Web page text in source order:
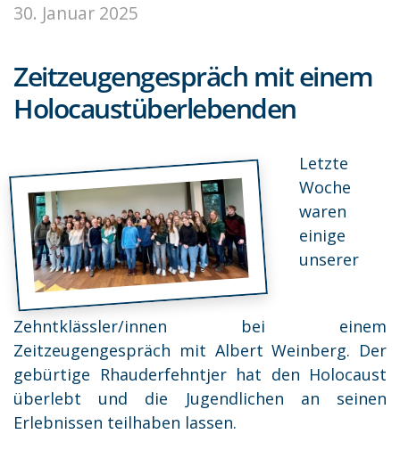
30. Januar 2025
Zeitzeugengespräch mit einem
Holocaustüberlebenden
Letzte
Woche
waren
einige
unserer
Zehntklässler/innen bei einem
Zeitzeugengespräch mit Albert Weinberg. Der
gebürtige Rhauderfehntjer hat den Holocaust
überlebt und die Jugendlichen an seinen
Erlebnissen teilhaben lassen.